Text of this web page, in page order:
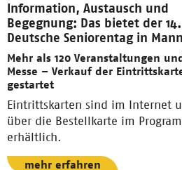
Information, Austausch und
Begegnung: Das bietet der 14.
Deutsche Seniorentag in
Mehr als 120 Veranstaltungen
Messe – Verkauf der
gestartet
Eintrittskarten sind im Internet
über die Bestellkarte im
erhältlich.
mehr erfahren